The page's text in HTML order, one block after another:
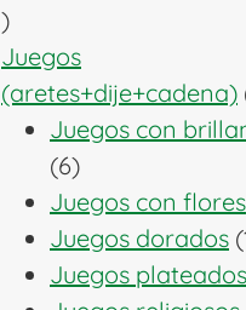
7
productos
Juegos
(aretes+dije+cadena)
Juegos con
66
productos
Juegos con flores
Juegos dorados
Juegos plateados